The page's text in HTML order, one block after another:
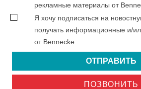
рекламные материалы от
Я хочу подписаться на
получать информационные и/
от Bennecke.
ОТПРАВИТЬ
ПОЗВОНИТЬ